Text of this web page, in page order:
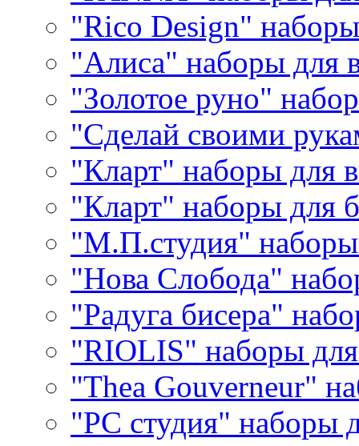
"Rico Design"
"Алиса" наборы для
"Золотое руно"
"Сделай своими
"Кларт" наборы для
"Кларт" наборы для
"М.П.студия"
"Нова Слобода"
"Радуга бисера"
"RIOLIS" наборы
"Thea Gouverneur"
"РС студия" наборы